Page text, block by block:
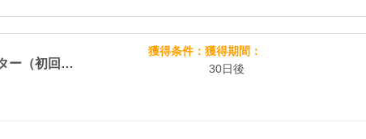
レアスウィートアストレアW500円モニター（初回定期500円）
獲得条件
獲得期間
30日後